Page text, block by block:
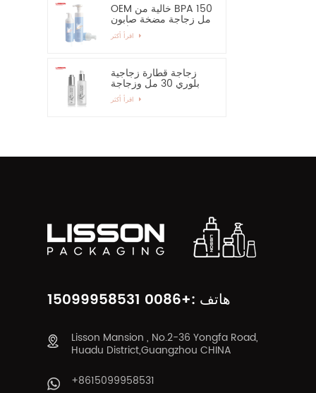
OEM خالية من BPA 150
مل زجاجة مضخة صابون
رغوية فارغة
زجاجة قطارة زجاجية
بلوري 30 مل وزجاجة
رذاذ زجاجية بمضخة 60
مل
هاتف :+0086 15099958531
Lisson Mansion , No.2-36 Yongfa Road,
Huadu District,Guangzhou CHINA
+8615099958531